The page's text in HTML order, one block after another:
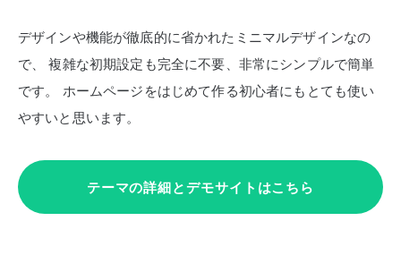
デザインや機能が徹底的に省かれたミニマルデザインなの
で、
複雑な初期設定も完全に不要、非常にシンプルで簡単
です。
ホームページをはじめて作る初心者にもとても使い
やすいと思います。
テーマの詳細とデモサイトはこちら